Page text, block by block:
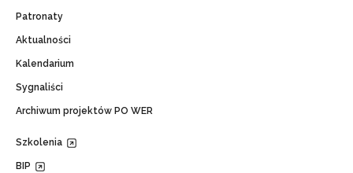
Patronaty
Aktualności
Kalendarium
Sygnaliści
Archiwum projektów PO WER
Szkolenia
BIP